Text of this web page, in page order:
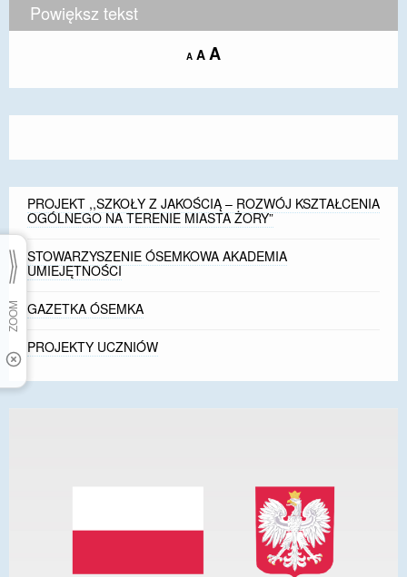
Powiększ tekst
A Decrease
size.
A Reset
size.
AIncrease
size.
PROJEKT ,,SZKOŁY Z JAKOŚCIĄ – ROZWÓJ KSZTAŁCENIA
OGÓLNEGO NA TERENIE MIASTA ŻORY”
STOWARZYSZENIE ÓSEMKOWA AKADEMIA
UMIEJĘTNOŚCI
GAZETKA ÓSEMKA
PROJEKTY UCZNIÓW